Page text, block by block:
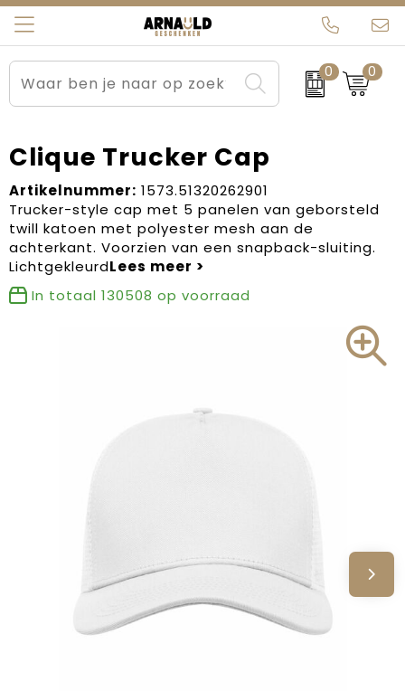
0 0
Relatiegeschenken
Sportkleding
Werkkleding
Kleding en textiel
Tassen
Beurs en Evenementen
Brievenbuspakketten
Carnaval
Dag van de Zorg
Kerstartikelen
Zomergeschenken
Arnauld Kerstpakketten
MijnEigenKadootje
Ons team
Contact
Blogs
Clique Trucker Cap
Artikelnummer: 1573.51320262901
Trucker-style cap met 5 panelen van geborsteld
twill katoen met polyester mesh aan de
achterkant. Voorzien van een snapback-sluiting.
Lichtgekleurd
In totaal 130508 op voorraad